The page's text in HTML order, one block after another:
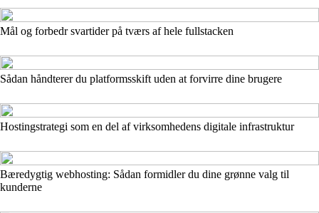
Mål og forbedr svartider på tværs af hele fullstacken
Sådan håndterer du platformsskift uden at forvirre dine brugere
Hostingstrategi som en del af virksomhedens digitale infrastruktur
Bæredygtig webhosting: Sådan formidler du dine grønne valg til
kunderne